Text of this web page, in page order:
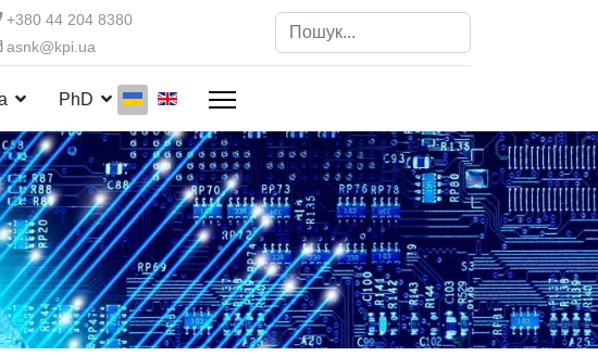
+380 44 204 8380
asnk@kpi.ua
Пошук
Type 2 or more characters for results.
PhD